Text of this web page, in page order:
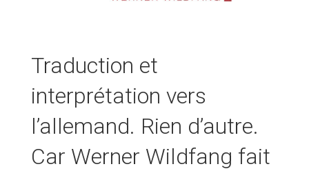
Traduction et
interprétation vers
l’allemand. Rien d’autre.
Car Werner Wildfang fait